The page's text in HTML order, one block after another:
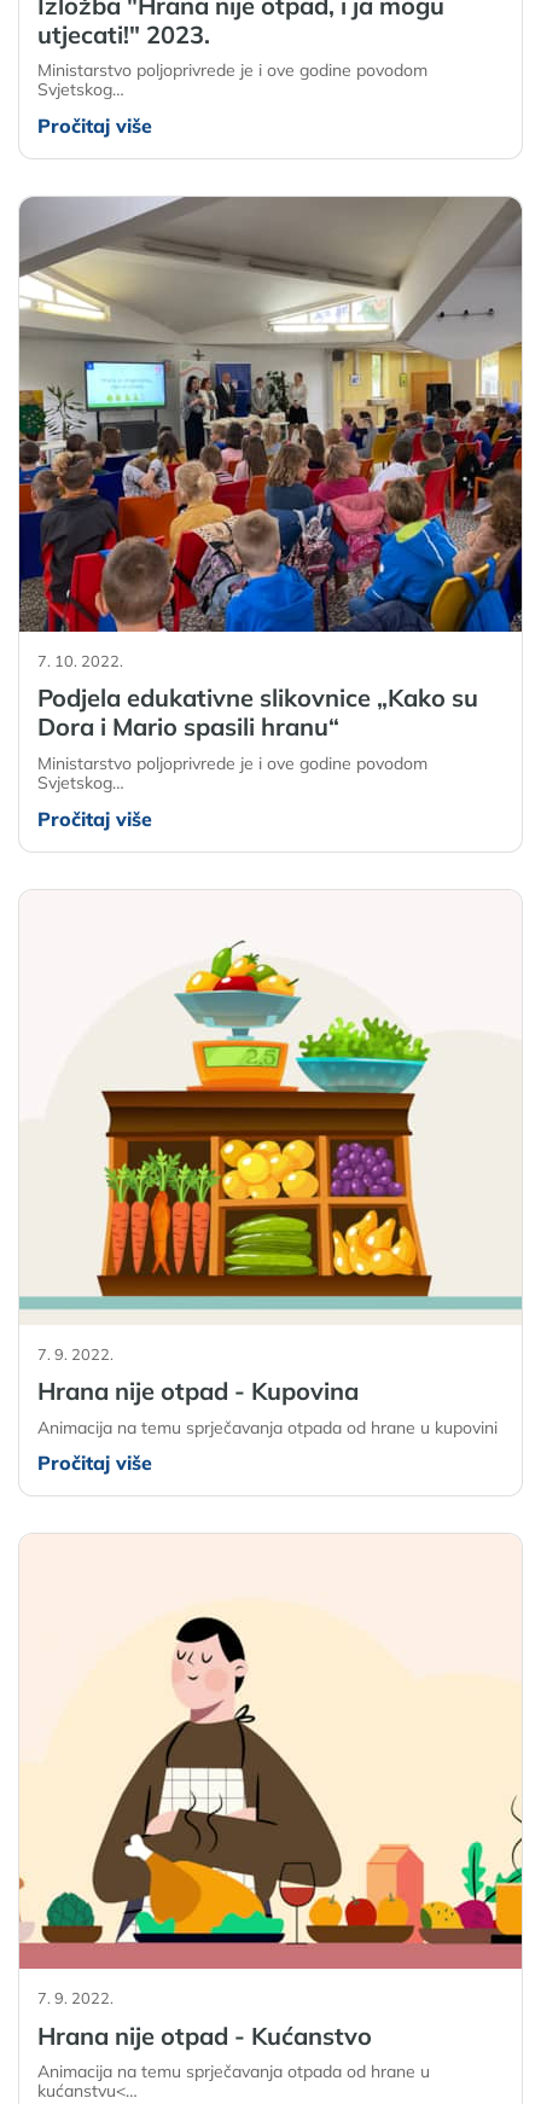
utjecati!" 2023.
Ministarstvo poljoprivrede je i ove godine povodom
Svjetskog…
Pročitaj više
7. 10. 2022.
Podjela edukativne slikovnice „Kako su
Dora i Mario spasili hranu“
Ministarstvo poljoprivrede je i ove godine povodom
Svjetskog…
Pročitaj više
7. 9. 2022.
Hrana nije otpad - Kupovina
Animacija na temu sprječavanja otpada od hrane u kupovini
Pročitaj više
7. 9. 2022.
Hrana nije otpad - Kućanstvo
Animacija na temu sprječavanja otpada od hrane u
kućanstvu<…